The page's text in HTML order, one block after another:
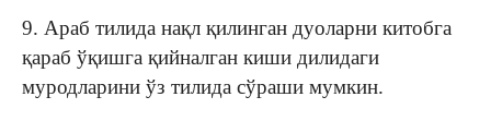
9. Араб тилида нақл қилинган дуоларни китобга
қараб ўқишга қийналган киши дилидаги
муродларини ўз тилида сўраши мумкин.